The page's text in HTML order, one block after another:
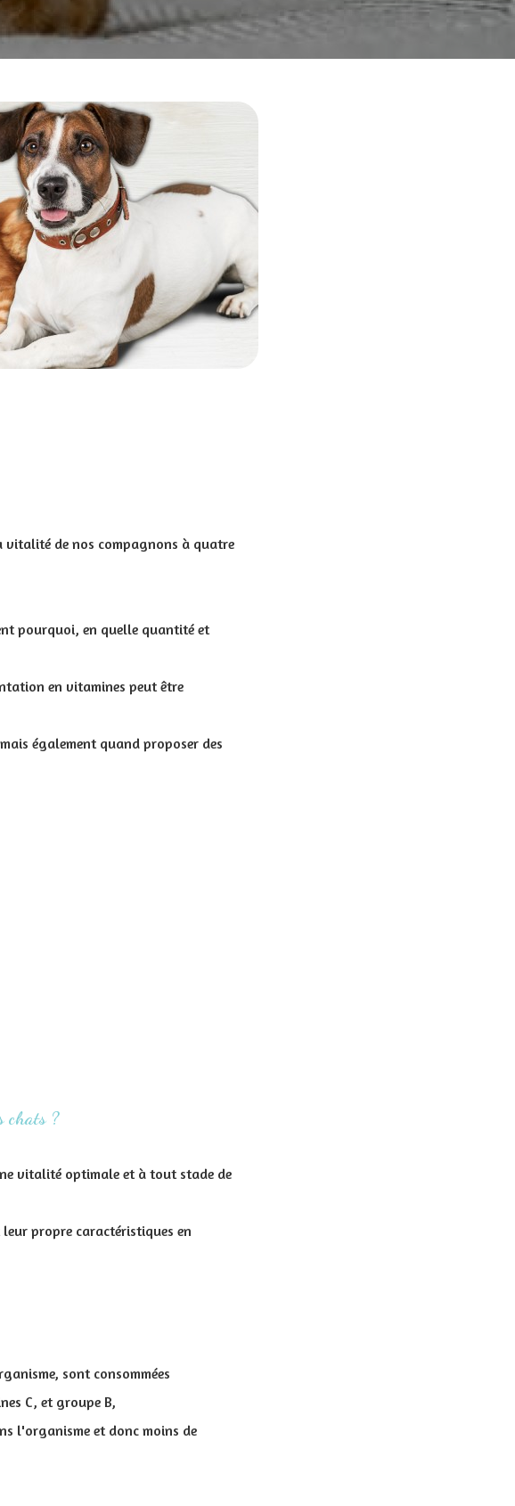
vitalité de nos compagnons à quatre
pourquoi, en quelle quantité et
en vitamines peut être
mais également quand proposer des
chats ?
vitalité optimale et à tout stade de
propre caractéristiques en
sont consommées
C, et groupe B,
l'organisme et donc moins de